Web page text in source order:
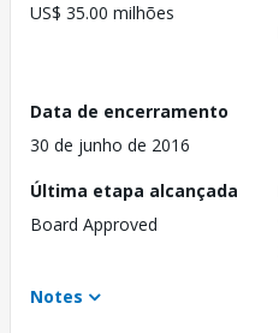
US$ 35.00 milhões
Data de encerramento
30 de junho de 2016
Última etapa alcançada
Board Approved
Notes